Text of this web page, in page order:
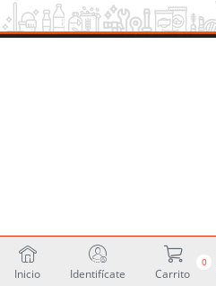
Inicio Identifícate
0
Carrito